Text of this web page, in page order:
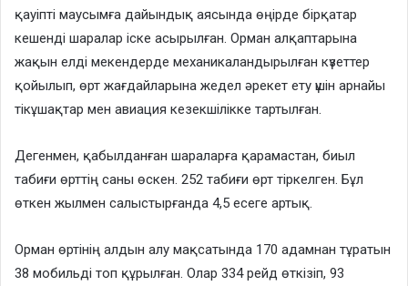
қауіпті маусымға дайындық аясында өңірде бірқатар
кешенді шаралар іске асырылған. Орман алқаптарына
жақын елді мекендерде механикаландырылған күзеттер
қойылып, өрт жағдайларына жедел әрекет ету үшін арнайы
тікұшақтар мен авиация кезекшілікке тартылған.
Дегенмен, қабылданған шараларға қарамастан, биыл
табиғи өрттің саны өскен. 252 табиғи өрт тіркелген. Бұл
өткен жылмен салыстырғанда 4,5 есеге артық.
Орман өртінің алдын алу мақсатында 170 адамнан тұратын
38 мобильді топ құрылған. Олар 334 рейд өткізіп, 93